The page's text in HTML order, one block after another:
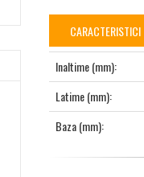
CARACTERISTICI
Inaltime (mm):
Latime (mm):
Baza (mm):